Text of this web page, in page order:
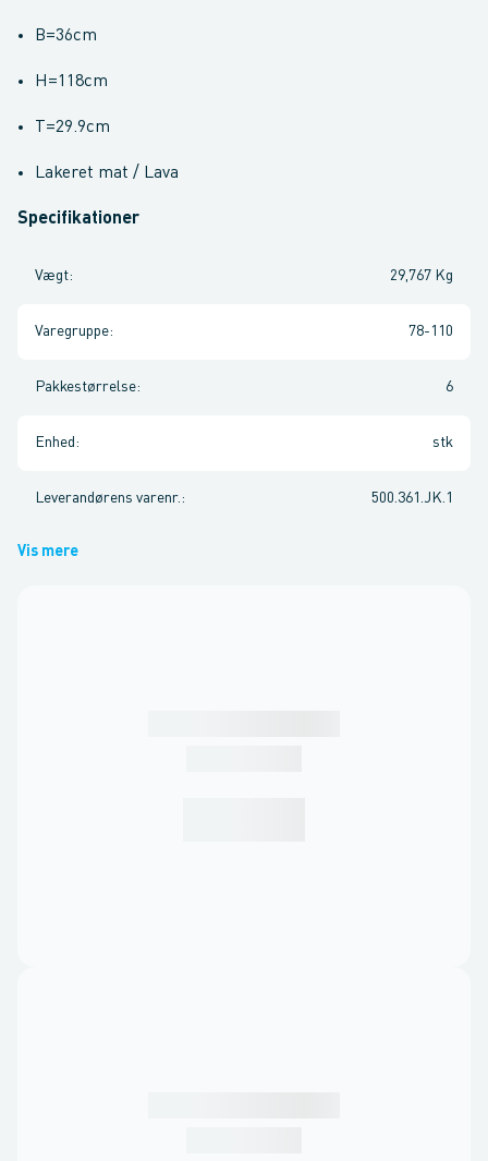
B=36cm
H=118cm
T=29.9cm
Lakeret mat / Lava
Specifikationer
Vægt: 29,767 Kg
Varegruppe: 78-110
Pakkestørrelse: 6
Enhed : stk
Leverandørens varenr. : 500.361.JK.1
Vis mere